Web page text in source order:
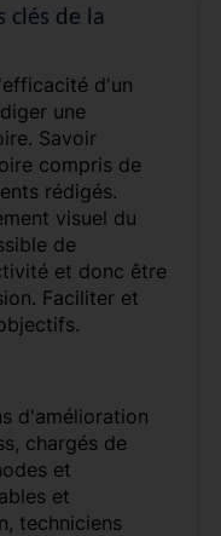
clés de la
d'un
une
Savoir
compris de
rédigés.
visuel du
de
et donc être
Faciliter et
d'amélioration
chargés de
et
et
techniciens